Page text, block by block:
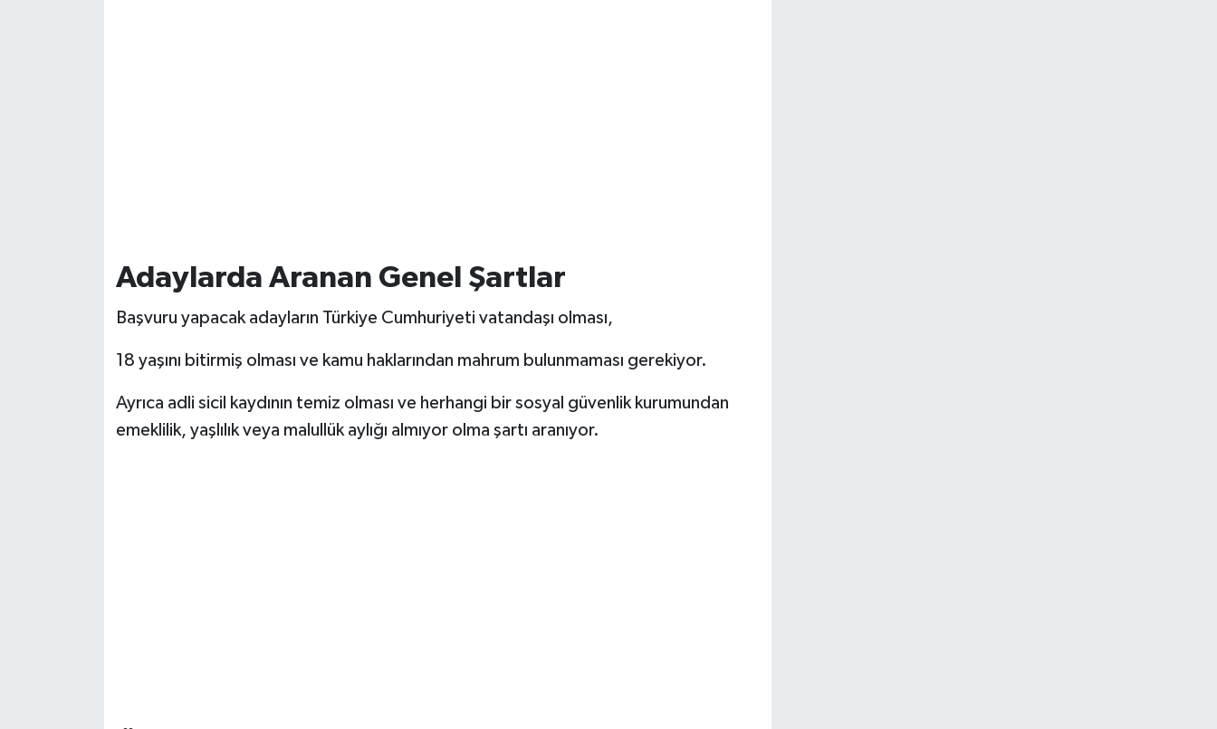
Adaylarda Aranan Genel Şartlar
Başvuru yapacak adayların Türkiye Cumhuriyeti vatandaşı olması,
18 yaşını bitirmiş olması ve kamu haklarından mahrum bulunmaması gerekiyor.
Ayrıca adli sicil kaydının temiz olması ve herhangi bir sosyal güvenlik kurumundan
emeklilik, yaşlılık veya malullük aylığı almıyor olma şartı aranıyor.